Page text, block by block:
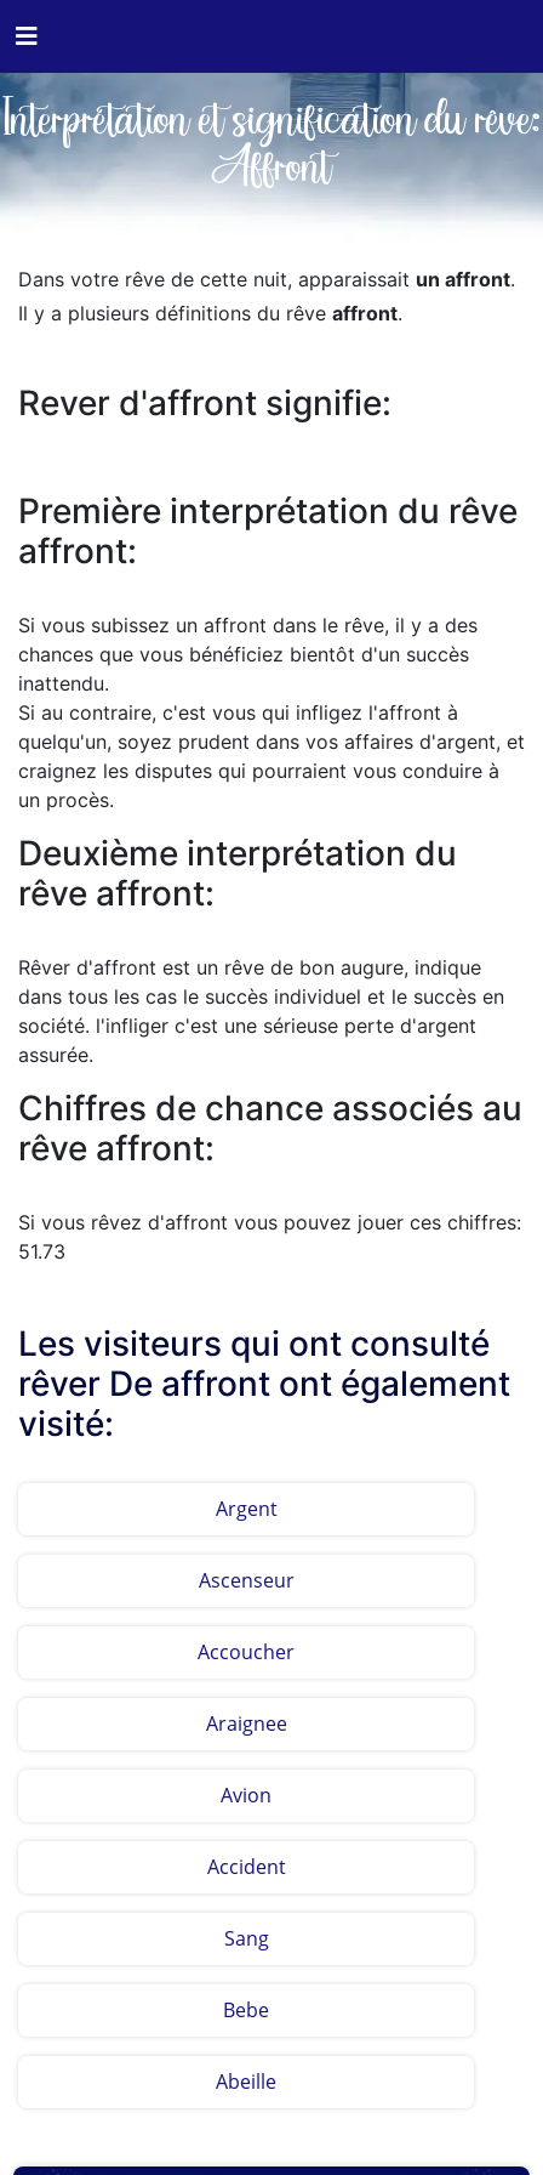
Interprétation et signification du rêve:
Affront
Dans votre rêve de cette nuit, apparaissait un affront.
Il y a plusieurs définitions du rêve affront.
Rever d'affront signifie:
Première interprétation du rêve
affront:
Si vous subissez un affront dans le rêve, il y a des
chances que vous bénéficiez bientôt d'un succès
inattendu.
Si au contraire, c'est vous qui infligez l'affront à
quelqu'un, soyez prudent dans vos affaires d'argent, et
craignez les disputes qui pourraient vous conduire à
un procès.
Deuxième interprétation du
rêve affront:
Rêver d'affront est un rêve de bon augure, indique
dans tous les cas le succès individuel et le succès en
société. l'infliger c'est une sérieuse perte d'argent
assurée.
Chiffres de chance associés au
rêve affront:
Si vous rêvez d'affront vous pouvez jouer ces chiffres:
51.73
Les visiteurs qui ont consulté
rêver De affront ont également
visité:
Argent
Ascenseur
Accoucher
Araignee
Avion
Accident
Sang
Bebe
Abeille